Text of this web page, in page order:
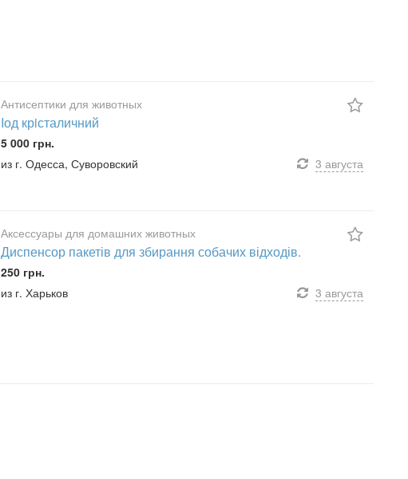
Антисептики для животных
Iод крiсталичний
5 000 грн.
из г. Одесса, Суворовский
3 августа
Аксессуары для домашних животных
Диспенсор пакетів для збирання собачих відходів.
250 грн.
из г. Харьков
3 августа